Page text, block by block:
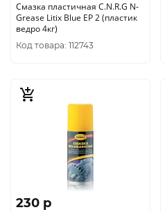
Смазка пластичная C.N.R.G N-
Grease Litix Blue EP 2 (пластик
ведро 4кг)
Код товара: 112743
230 p